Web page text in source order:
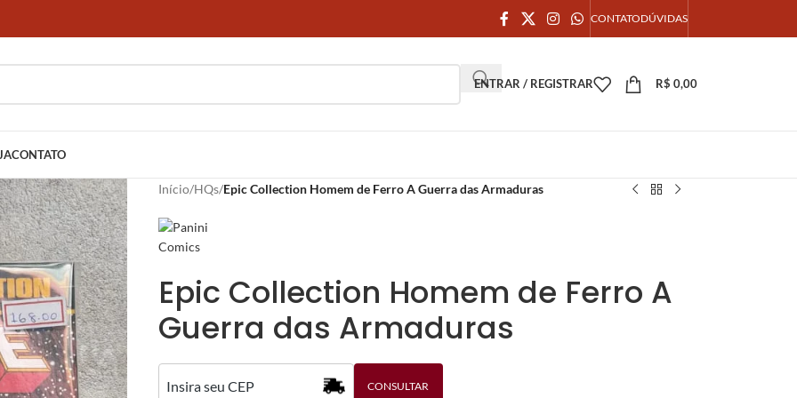
CONTATODÚVIDAS
ENTRAR / REGISTRAR R$ 0,00
CONTATO
Início/HQs/Epic Collection Homem de Ferro A Guerra das Armaduras
Epic Collection Homem de Ferro A
Guerra das Armaduras
CONSULTAR